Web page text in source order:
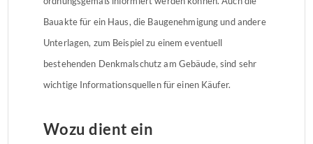
Bauakte für ein Haus, die Baugenehmigung und andere
Unterlagen, zum Beispiel zu einem eventuell
bestehenden Denkmalschutz am Gebäude, sind sehr
wichtige Informationsquellen für einen Käufer.
Wozu dient ein